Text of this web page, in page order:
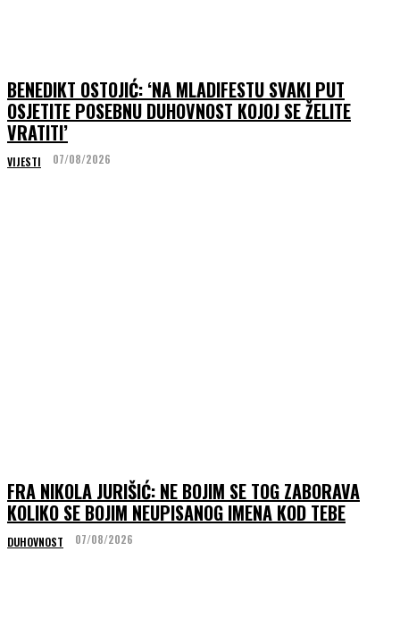
BENEDIKT OSTOJIĆ: ‘NA MLADIFESTU SVAKI PUT
OSJETITE POSEBNU DUHOVNOST KOJOJ SE ŽELITE
VRATITI’
VIJESTI 07/08/2026
FRA NIKOLA JURIŠIĆ: NE BOJIM SE TOG ZABORAVA
KOLIKO SE BOJIM NEUPISANOG IMENA KOD TEBE
DUHOVNOST 07/08/2026